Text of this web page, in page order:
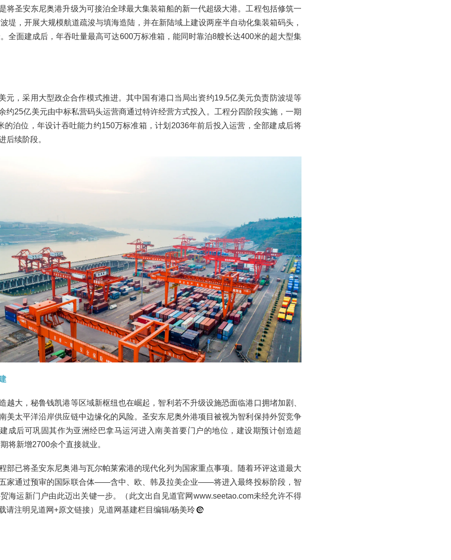
将圣安东尼奥港升级为可接泊全球最大集装箱船的新一代超级大港。工程包括修筑一
堤，开展大规模航道疏浚与填海造陆，并在新陆域上建设两座半自动化集装箱码头，
全面建成后，年吞吐量最高可达600万标准箱，能同时靠泊8艘长达400米的超大型集
元，采用大型政企合作模式推进。其中国有港口当局出资约19.5亿美元负责防波堤等
约25亿美元由中标私营码头运营商通过特许经营方式投入。工程分四阶段实施，一期
的泊位，年设计吞吐能力约150万标准箱，计划2036年前后投入运营，全部建成后将
后续阶段。
越大，秘鲁钱凯港等区域新枢纽也在崛起，智利若不升级设施恐面临港口拥堵加剧、
美太平洋沿岸供应链中边缘化的风险。圣安东尼奥外港项目被视为智利保持外贸竞争
后可巩固其作为亚洲经巴拿马运河进入南美首要门户的地位，建设期预计创造超
将新增2700余个直接就业。
部已将圣安东尼奥港与瓦尔帕莱索港的现代化列为国家重点事项。随着环评这道最大
家通过预审的国际联合体——含中、欧、韩及拉美企业——将进入最终投标阶段，智
海运新门户由此迈出关键一步。（此文出自见道官网www.seetao.com未经允许不得
请注明见道网+原文链接）见道网基建栏目编辑/杨美玲